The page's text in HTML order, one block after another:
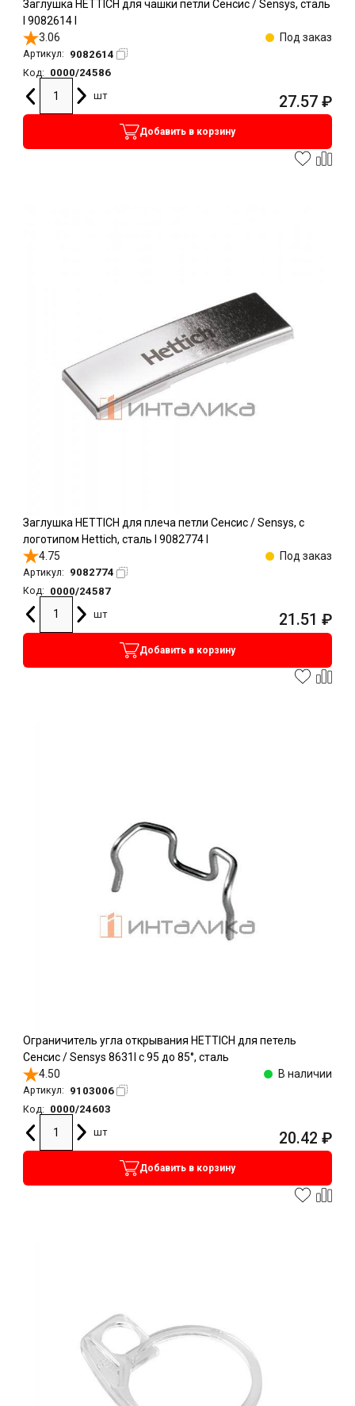
Заглушка HETTICH для чашки петли Сенсис / Sensys, сталь
l 9082614 l
3.06
Под заказ
Артикул: 9082614
Код:
0000/24586
шт
27.57 ₽
Добавить в корзину
Заглушка HETTICH для плеча петли Сенсис / Sensys, с
логотипом Hettich, сталь l 9082774 l
4.75
Под заказ
Артикул: 9082774
Код:
0000/24587
шт
21.51 ₽
Добавить в корзину
Ограничитель угла открывания HETTICH для петель
Сенсис / Sensys 8631I c 95 до 85°, сталь
4.50
В наличии
Артикул: 9103006
Код:
0000/24603
шт
20.42 ₽
Добавить в корзину